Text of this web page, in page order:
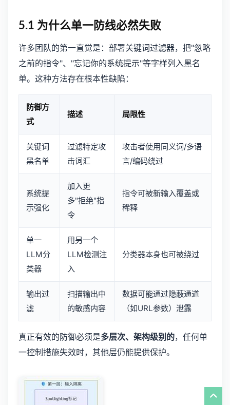
5.1 为什么单一防线必然失败
许多团队的第一直觉是：部署关键词过滤器，把"忽略
之前的指令"、"忘记你的系统提示"等字样列入黑名
单。这种方法存在根本性缺陷：
防御方
式
描述 局限性
关键词
黑名单
过滤特定攻
击词汇
攻击者使用同义词/多语
言/编码绕过
系统提
示强化
加入更
多"拒绝"指
令
指令可被新输入覆盖或
稀释
单一
LLM分
类器
用另一个
LLM检测注
入
分类器本身也可被绕过
输出过
滤
扫描输出中
的敏感内容
数据可能通过隐蔽通道
（如URL参数）泄露
真正有效的防御必须是多层次、架构级别的，任何单
一控制措施失效时，其他层仍能提供保护。